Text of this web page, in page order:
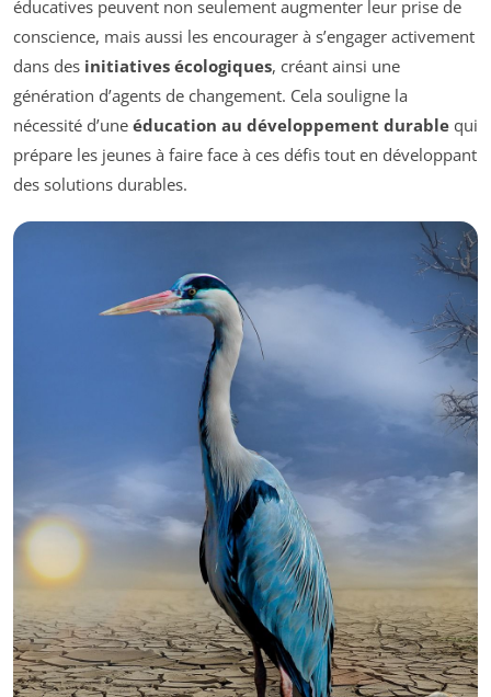
éducatives peuvent non seulement augmenter leur prise de
conscience, mais aussi les encourager à s’engager activement
dans des initiatives écologiques, créant ainsi une
génération d’agents de changement. Cela souligne la
nécessité d’une éducation au développement durable qui
prépare les jeunes à faire face à ces défis tout en développant
des solutions durables.